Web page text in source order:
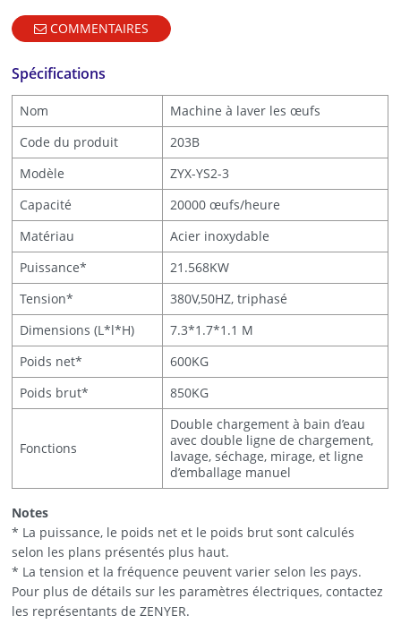
COMMENTAIRES
Spécifications
Nom
Machine à laver les œufs
Code du produit
203B
Modèle
ZYX-YS2-3
Capacité
20000 œufs/heure
Matériau
Acier inoxydable
Puissance*
21.568KW
Tension*
380V,50HZ, triphasé
Dimensions (L*l*H)
7.3*1.7*1.1 M
Poids net*
600KG
Poids brut*
850KG
Fonctions
Double chargement à bain d’eau
avec double ligne de chargement,
lavage, séchage, mirage, et ligne
d’emballage manuel
Notes
* La puissance, le poids net et le poids brut sont calculés
selon les plans présentés plus haut.
* La tension et la fréquence peuvent varier selon les pays.
Pour plus de détails sur les paramètres électriques, contactez
les représentants de ZENYER.